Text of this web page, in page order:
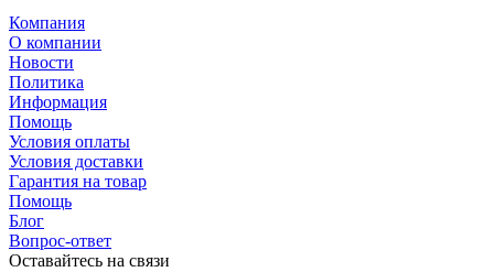
Компания
О компании
Новости
Политика
Информация
Помощь
Условия оплаты
Условия доставки
Гарантия на товар
Помощь
Блог
Вопрос-ответ
Оставайтесь на связи